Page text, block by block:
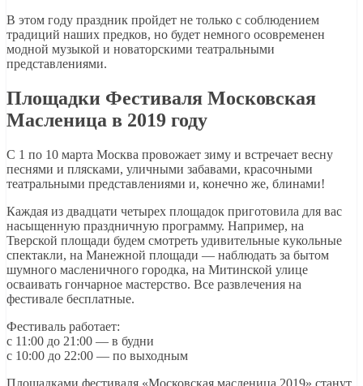
В этом году праздник пройдет не только с соблюдением
традиций наших предков, но будет немного осовременен
модной музыкой и новаторскими театральными
представлениями.
Площадки Фестиваля Московская
Масленица в 2019 году
С 1 по 10 марта Москва провожает зиму и встречает весну
песнями и плясками, уличными забавами, красочными
театральными представлениями и, конечно же, блинами!
Каждая из двадцати четырех площадок приготовила для вас
насыщенную праздничную программу. Например, на
Тверской площади будем смотреть удивительные кукольные
спектакли, на Манежной площади — наблюдать за бытом
шумного масленичного городка, на Митинской улице
осваивать гончарное мастерство. Все развлечения на
фестивале бесплатные.
Фестиваль работает:
с 11:00 до 21:00 — в будни
с 10:00 до 22:00 — по выходным
Площадками фестиваля «Московская масленица 2019» станут